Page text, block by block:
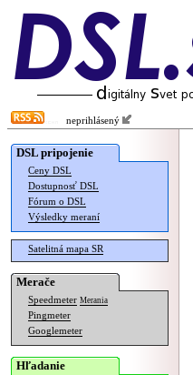
neprihlásený
DSL pripojenie
Ceny DSL
Dostupnosť DSL
Fórum o DSL
Výsledky meraní
Satelitná mapa SR
Merače
Speedmeter Merania
Pingmeter
Googlemeter
Hľadanie